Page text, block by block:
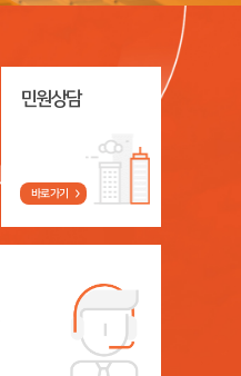
민원상담
바로가기